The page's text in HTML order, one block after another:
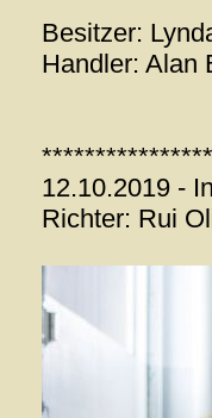
Besitzer:
Handler: Alan
12.10.2019 -
Richter: Rui